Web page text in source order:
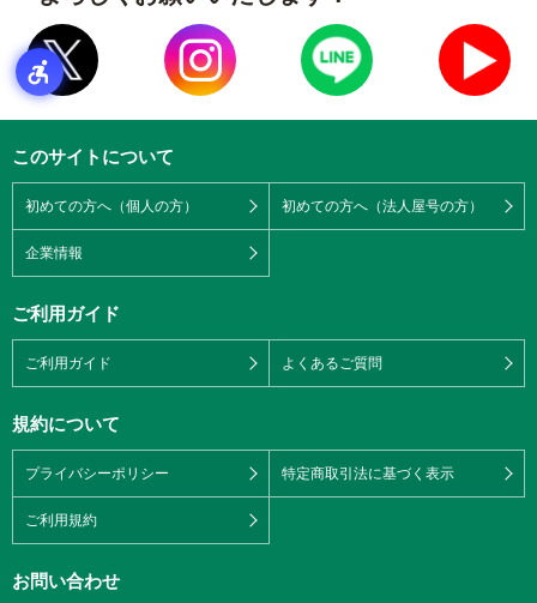
このサイトについて
初めての方へ（個人の方） 初めての方へ（法人屋号の方）
企業情報
ご利用ガイド
ご利用ガイド よくあるご質問
規約について
プライバシーポリシー 特定商取引法に基づく表示
ご利用規約
お問い合わせ